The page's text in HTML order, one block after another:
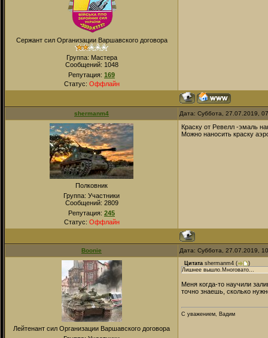
Сержант сил Организации Варшавского договора
Группа: Мастера
Сообщений: 1048
Репутация: 169
Статус: Оффлайн
shermanm4 Дата: Суббота, 27.07.2019,
Полковник
Группа: Участники
Сообщений: 2809
Репутация: 245
Статус: Оффлайн
Краску от Ревелл -эмаль
Можно наносить краску
Boonie Дата: Суббота, 27.07.2019,
Лейтенант сил Организации Варшавского договора
Цитата shermanm4 (
)
Лишнее вышло.Многовато...
Меня когда-то научили
точно знаешь, сколько
С уважением, Вадим